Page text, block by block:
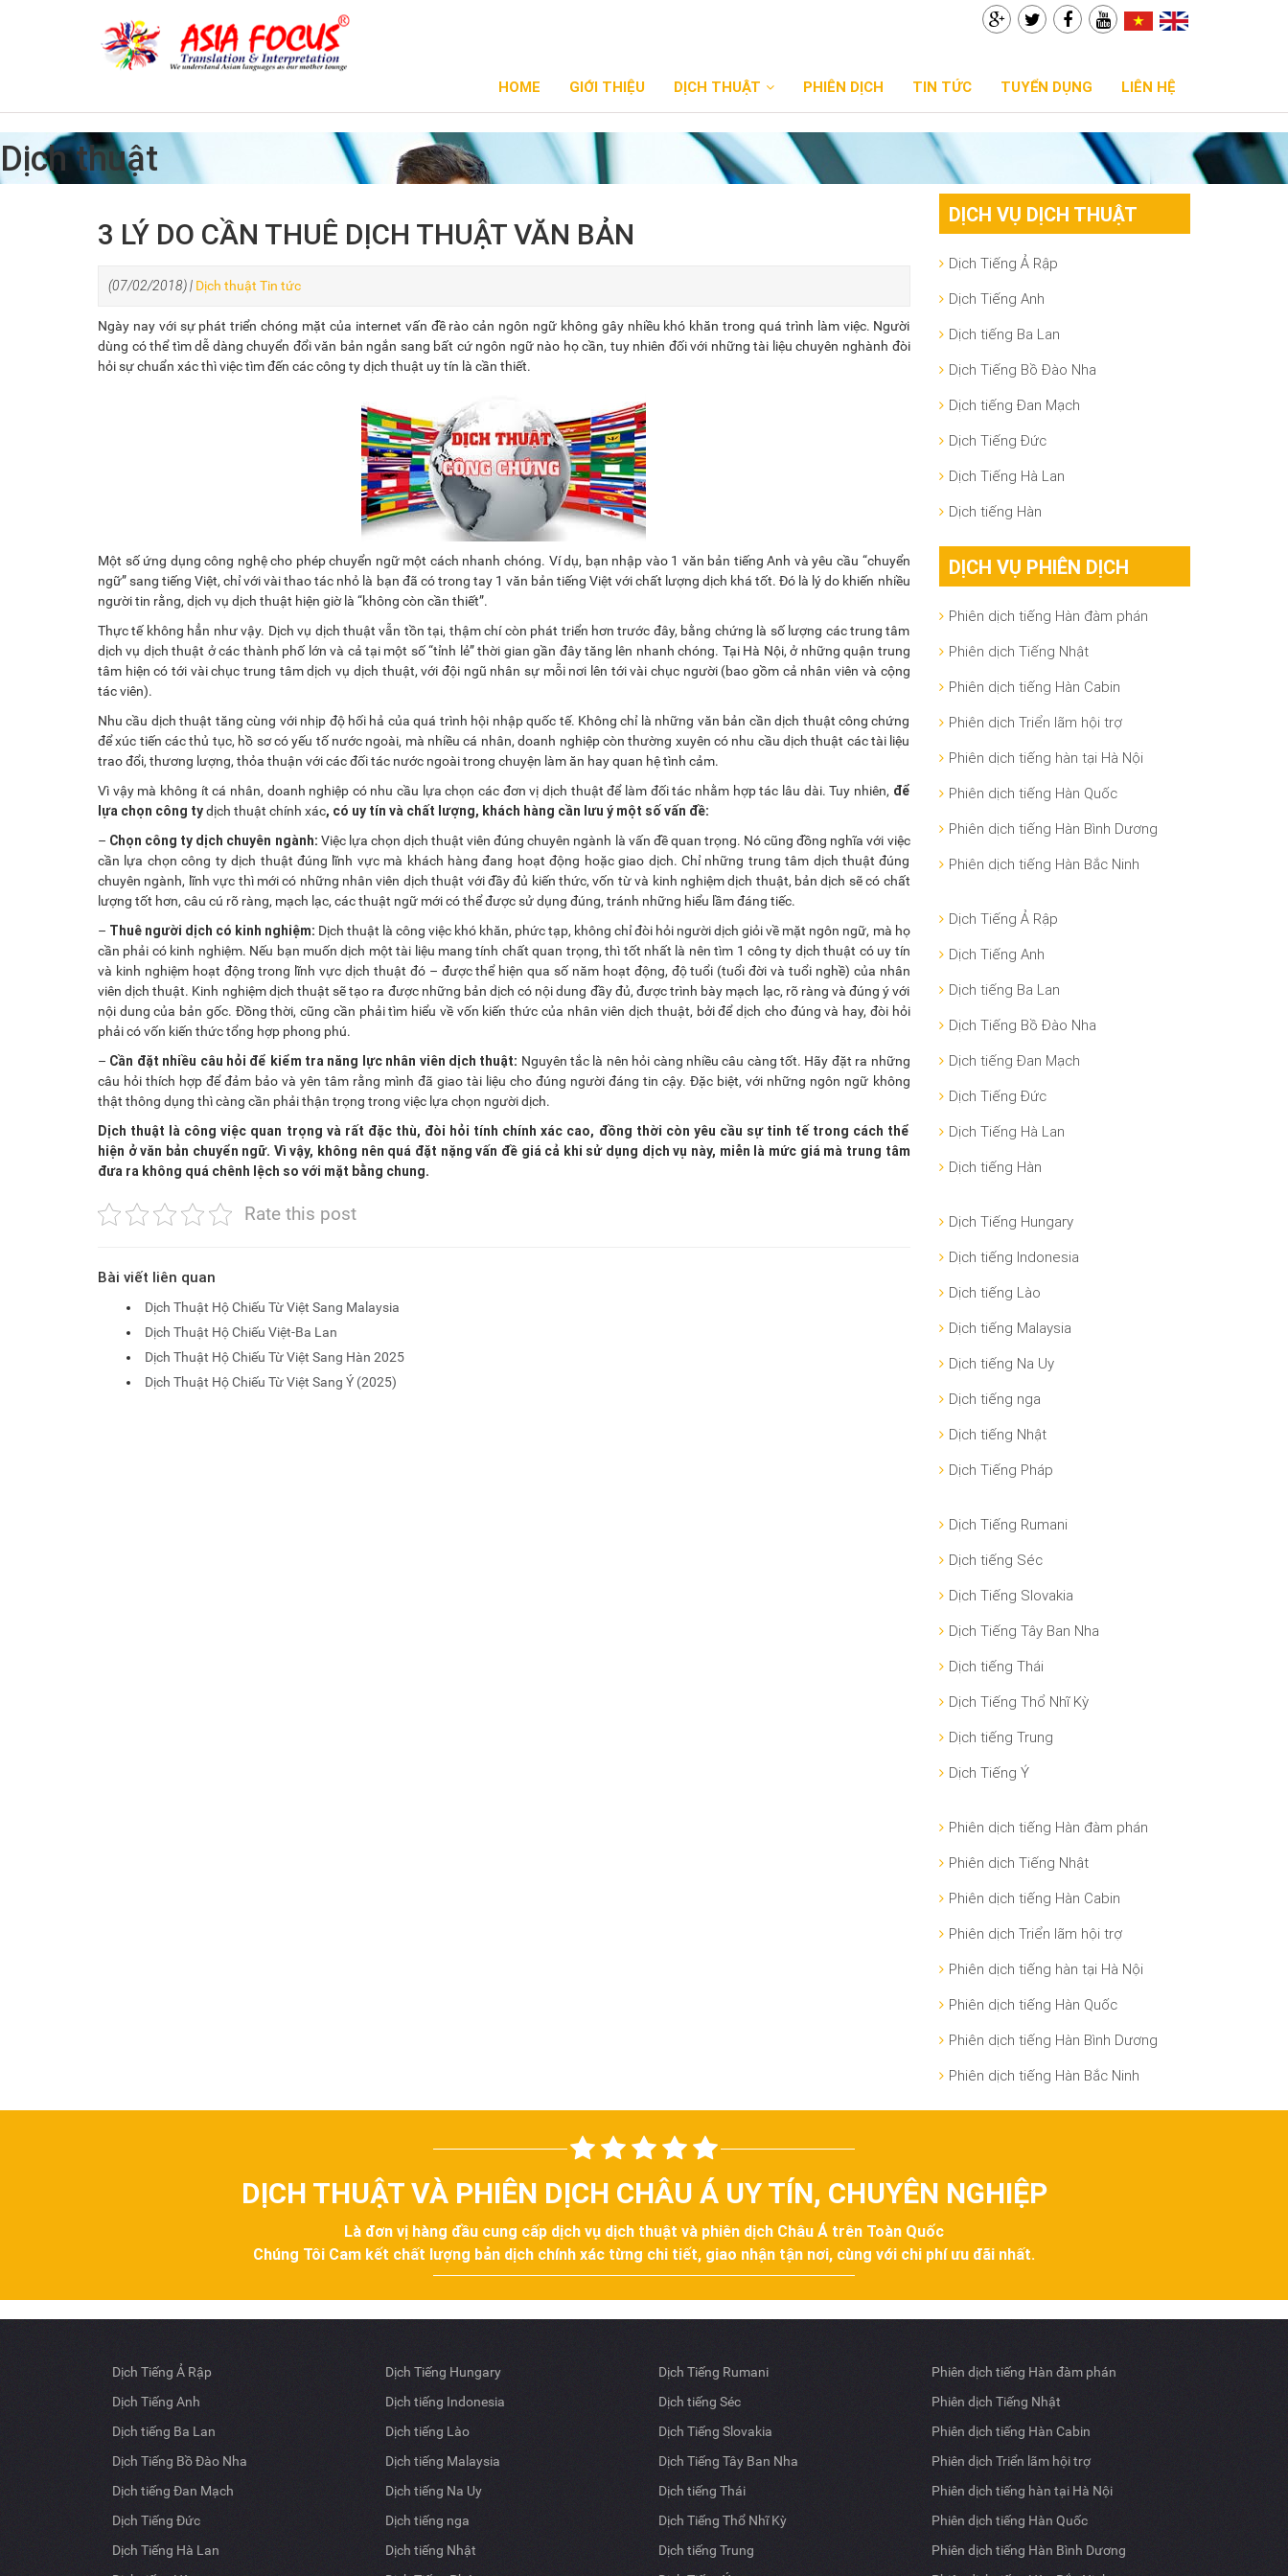
HOME GIỚI THIỆU DỊCH THUẬT PHIÊN DỊCH TIN TỨC TUYỂN DỤNG LIÊN HỆ
Dịch thuật
3 LÝ DO CẦN THUÊ DỊCH THUẬT VĂN BẢN
(07/02/2018) | Dịch thuật Tin tức
Ngày nay với sự phát triển chóng mặt của internet vấn đề rào cản ngôn ngữ không gây nhiều khó khăn trong quá trình làm việc. Người
dùng có thể tìm dễ dàng chuyển đổi văn bản ngắn sang bất cứ ngôn ngữ nào họ cần, tuy nhiên đối với những tài liệu chuyên nghành đòi
hỏi sự chuẩn xác thì việc tìm đến các công ty dịch thuật uy tín là cần thiết.
Một số ứng dụng công nghệ cho phép chuyển ngữ một cách nhanh chóng. Ví dụ, bạn nhập vào 1 văn bản tiếng Anh và yêu cầu “chuyển
ngữ” sang tiếng Việt, chỉ với vài thao tác nhỏ là bạn đã có trong tay 1 văn bản tiếng Việt với chất lượng dịch khá tốt. Đó là lý do khiến nhiều
người tin rằng, dịch vụ dịch thuật hiện giờ là “không còn cần thiết”.
Thực tế không hẳn như vậy. Dịch vụ dịch thuật vẫn tồn tại, thậm chí còn phát triển hơn trước đây, bằng chứng là số lượng các trung tâm
dịch vụ dịch thuật ở các thành phố lớn và cả tại một số “tỉnh lẻ” thời gian gần đây tăng lên nhanh chóng. Tại Hà Nội, ở những quận trung
tâm hiện có tới vài chục trung tâm dịch vụ dịch thuật, với đội ngũ nhân sự mỗi nơi lên tới vài chục người (bao gồm cả nhân viên và cộng
tác viên).
Nhu cầu dịch thuật tăng cùng với nhịp độ hối hả của quá trình hội nhập quốc tế. Không chỉ là những văn bản cần dịch thuật công chứng
để xúc tiến các thủ tục, hồ sơ có yếu tố nước ngoài, mà nhiều cá nhân, doanh nghiệp còn thường xuyên có nhu cầu dịch thuật các tài liệu
trao đổi, thương lượng, thỏa thuận với các đối tác nước ngoài trong chuyện làm ăn hay quan hệ tình cảm.
Vì vậy mà không ít cá nhân, doanh nghiệp có nhu cầu lựa chọn các đơn vị dịch thuật để làm đối tác nhằm hợp tác lâu dài. Tuy nhiên, để
lựa chọn công tydịch thuật chính xác, có uy tín và chất lượng, khách hàng cần lưu ý một số vấn đề:
– Chọn công ty dịch chuyên ngành: Việc lựa chọn dịch thuật viên đúng chuyên ngành là vấn đề quan trọng. Nó cũng đồng nghĩa với việc
cần lựa chọn công ty dịch thuật đúng lĩnh vực mà khách hàng đang hoạt động hoặc giao dịch. Chỉ những trung tâm dịch thuật đúng
chuyên ngành, lĩnh vực thì mới có những nhân viên dịch thuật với đầy đủ kiến thức, vốn từ và kinh nghiệm dịch thuật, bản dịch sẽ có chất
lượng tốt hơn, câu cú rõ ràng, mạch lạc, các thuật ngữ mới có thể được sử dụng đúng, tránh những hiểu lầm đáng tiếc.
– Thuê người dịch có kinh nghiệm: Dịch thuật là công việc khó khăn, phức tạp, không chỉ đòi hỏi người dịch giỏi về mặt ngôn ngữ, mà họ
cần phải có kinh nghiệm. Nếu bạn muốn dịch một tài liệu mang tính chất quan trọng, thì tốt nhất là nên tìm 1 công ty dịch thuật có uy tín
và kinh nghiệm hoạt động trong lĩnh vực dịch thuật đó – được thể hiện qua số năm hoạt động, độ tuổi (tuổi đời và tuổi nghề) của nhân
viên dịch thuật. Kinh nghiệm dịch thuật sẽ tạo ra được những bản dịch có nội dung đầy đủ, được trình bày mạch lạc, rõ ràng và đúng ý với
nội dung của bản gốc. Đồng thời, cũng cần phải tìm hiểu về vốn kiến thức của nhân viên dịch thuật, bởi để dịch cho đúng và hay, đòi hỏi
phải có vốn kiến thức tổng hợp phong phú.
– Cần đặt nhiều câu hỏi để kiểm tra năng lực nhân viên dịch thuật: Nguyên tắc là nên hỏi càng nhiều câu càng tốt. Hãy đặt ra những
câu hỏi thích hợp để đảm bảo và yên tâm rằng mình đã giao tài liệu cho đúng người đáng tin cậy. Đặc biệt, với những ngôn ngữ không
thật thông dụng thì càng cần phải thận trọng trong việc lựa chọn người dịch.
Dịch thuật là công việc quan trọng và rất đặc thù, đòi hỏi tính chính xác cao, đồng thời còn yêu cầu sự tinh tế trong cách thể
hiện ở văn bản chuyển ngữ. Vì vậy, không nên quá đặt nặng vấn đề giá cả khi sử dụng dịch vụ này, miễn là mức giá mà trung tâm
đưa ra không quá chênh lệch so với mặt bằng chung.
Rate this post
Bài viết liên quan
Dịch Thuật Hộ Chiếu Từ Việt Sang Malaysia
Dịch Thuật Hộ Chiếu Việt-Ba Lan
Dịch Thuật Hộ Chiếu Từ Việt Sang Hàn 2025
Dịch Thuật Hộ Chiếu Từ Việt Sang Ý (2025)
DỊCH VỤ DỊCH THUẬT
Dịch Tiếng Ả Rập
Dịch Tiếng Anh
Dịch tiếng Ba Lan
Dịch Tiếng Bồ Đào Nha
Dịch tiếng Đan Mạch
Dịch Tiếng Đức
Dịch Tiếng Hà Lan
Dịch tiếng Hàn
DỊCH VỤ PHIÊN DỊCH
Phiên dịch tiếng Hàn đàm phán
Phiên dịch Tiếng Nhật
Phiên dịch tiếng Hàn Cabin
Phiên dịch Triển lãm hội trợ
Phiên dịch tiếng hàn tại Hà Nội
Phiên dịch tiếng Hàn Quốc
Phiên dịch tiếng Hàn Bình Dương
Phiên dịch tiếng Hàn Bắc Ninh
Dịch Tiếng Ả Rập
Dịch Tiếng Anh
Dịch tiếng Ba Lan
Dịch Tiếng Bồ Đào Nha
Dịch tiếng Đan Mạch
Dịch Tiếng Đức
Dịch Tiếng Hà Lan
Dịch tiếng Hàn
Dịch Tiếng Hungary
Dịch tiếng Indonesia
Dịch tiếng Lào
Dịch tiếng Malaysia
Dịch tiếng Na Uy
Dịch tiếng nga
Dịch tiếng Nhật
Dịch Tiếng Pháp
Dịch Tiếng Rumani
Dịch tiếng Séc
Dịch Tiếng Slovakia
Dịch Tiếng Tây Ban Nha
Dịch tiếng Thái
Dịch Tiếng Thổ Nhĩ Kỳ
Dịch tiếng Trung
Dịch Tiếng Ý
Phiên dịch tiếng Hàn đàm phán
Phiên dịch Tiếng Nhật
Phiên dịch tiếng Hàn Cabin
Phiên dịch Triển lãm hội trợ
Phiên dịch tiếng hàn tại Hà Nội
Phiên dịch tiếng Hàn Quốc
Phiên dịch tiếng Hàn Bình Dương
Phiên dịch tiếng Hàn Bắc Ninh
DỊCH THUẬT VÀ PHIÊN DỊCH CHÂU Á UY TÍN, CHUYÊN NGHIỆP
Là đơn vị hàng đầu cung cấp dịch vụ dịch thuật và phiên dịch Châu Á trên Toàn Quốc
Chúng Tôi Cam kết chất lượng bản dịch chính xác từng chi tiết, giao nhận tận nơi, cùng với chi phí ưu đãi nhất.
Dịch Tiếng Ả Rập
Dịch Tiếng Anh
Dịch tiếng Ba Lan
Dịch Tiếng Bồ Đào Nha
Dịch tiếng Đan Mạch
Dịch Tiếng Đức
Dịch Tiếng Hà Lan
Dịch Tiếng Hungary
Dịch tiếng Indonesia
Dịch tiếng Lào
Dịch tiếng Malaysia
Dịch tiếng Na Uy
Dịch tiếng nga
Dịch tiếng Nhật
Dịch Tiếng Rumani
Dịch tiếng Séc
Dịch Tiếng Slovakia
Dịch Tiếng Tây Ban Nha
Dịch tiếng Thái
Dịch Tiếng Thổ Nhĩ Kỳ
Dịch tiếng Trung
Phiên dịch tiếng Hàn đàm phán
Phiên dịch Tiếng Nhật
Phiên dịch tiếng Hàn Cabin
Phiên dịch Triển lãm hội trợ
Phiên dịch tiếng hàn tại Hà Nội
Phiên dịch tiếng Hàn Quốc
Phiên dịch tiếng Hàn Bình Dương